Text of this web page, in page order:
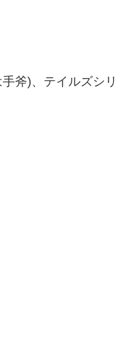
斧)、テイルズシリ